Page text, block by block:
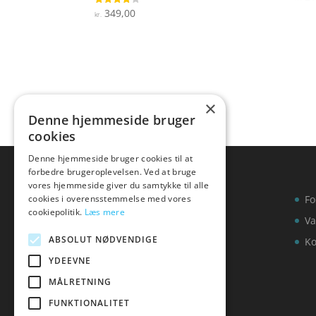
Vurderet
3.9
kr. 349,00
×
Denne hjemmeside bruger
cookies
Denne hjemmeside bruger cookies til at
forbedre brugeroplevelsen. Ved at bruge
vores hjemmeside giver du samtykke til alle
cookies i overensstemmelse med vores
cookiepolitik. Læs mere
ABSOLUT NØDVENDIGE
YDEEVNE
MÅLRETNING
FUNKTIONALITET